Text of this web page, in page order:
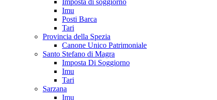
Imu
Posti Barca
Tari
Provincia della Spezia
Canone Unico Patrimoniale
Santo Stefano di Magra
Imposta Di Soggiorno
Imu
Tari
Sarzana
Imu